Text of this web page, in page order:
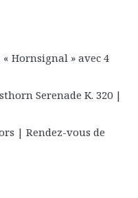
« Hornsignal » avec 4
Serenade K. 320 |
| Rendez-vous de